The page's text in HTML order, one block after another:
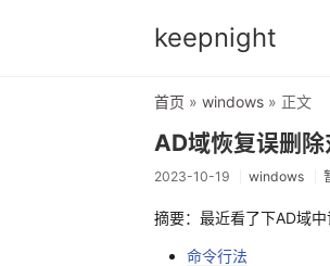
keepnight
首页 » windows » 正文
AD域恢复误删除
2023-10-19 windows
摘要：最近看了下AD域
命令行法